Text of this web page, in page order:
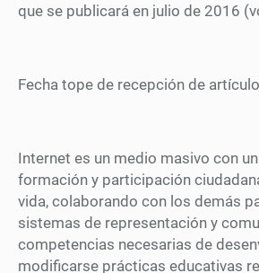
que se publicará en julio de 2016
Fecha tope de recepción de
Internet es un medio masivo con
formación y participación
vida, colaborando con los demás
sistemas de representación y
competencias necesarias de
modificarse prácticas educativas